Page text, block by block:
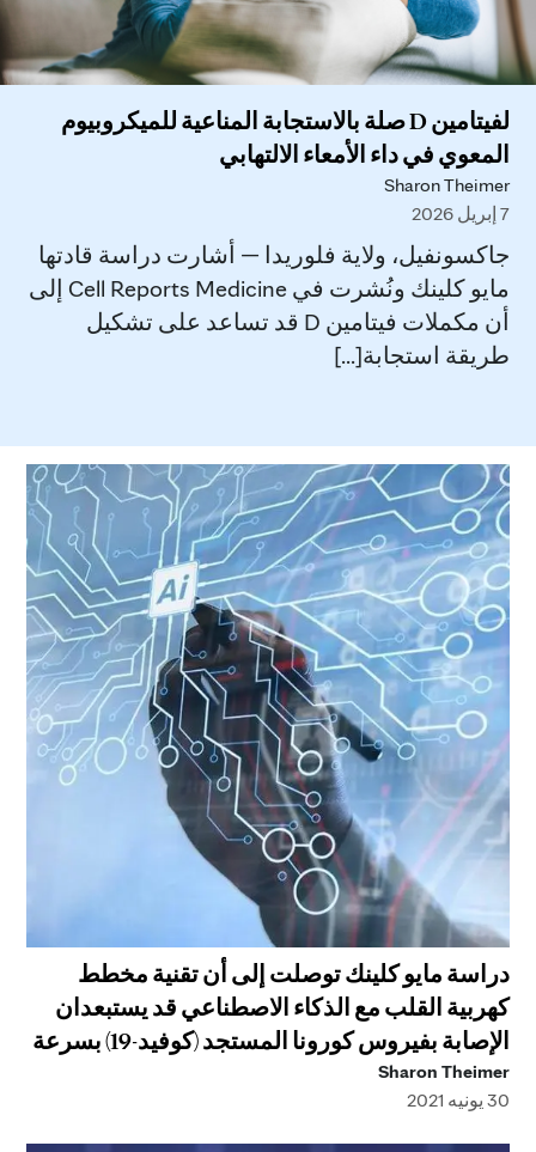
لفيتامين D صلة بالاستجابة المناعية للميكروبيوم
المعوي في داء الأمعاء الالتهابي
Sharon Theimer
7 إبريل 2026
جاكسونفيل، ولاية فلوريدا — أشارت دراسة قادتها
مايو كلينك ونُشرت في Cell Reports Medicine إلى
أن مكملات فيتامين D قد تساعد على تشكيل
طريقة استجابة[...]
دراسة مايو كلينك توصلت إلى أن تقنية مخطط
كهربية القلب مع الذكاء الاصطناعي قد يستبعدان
الإصابة بفيروس كورونا المستجد (كوفيد-19) بسرعة
Sharon Theimer
30 يونيه 2021